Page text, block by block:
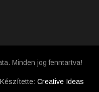
Minden jog fenntartva!
Készítette: Creative Ideas